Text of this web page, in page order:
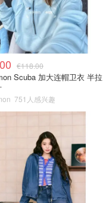
€118.00
Scuba 加大连帽卫衣 半拉
751人感兴趣